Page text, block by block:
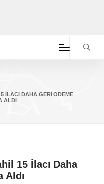
İLACI DAHA GERI ÖDEME
ALDI
15 İlacı Daha
Aldı